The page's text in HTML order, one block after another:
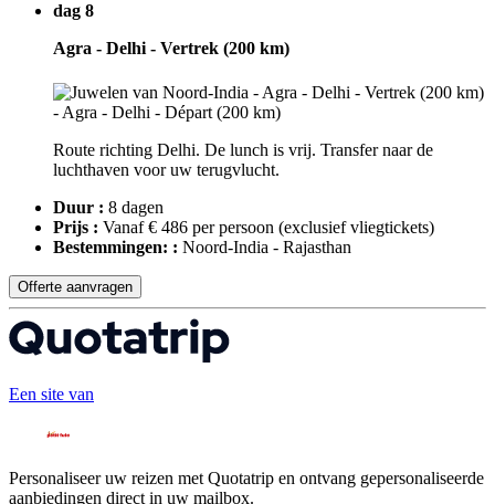
dag 8
Agra - Delhi - Vertrek (200 km)
Route richting Delhi. De lunch is vrij. Transfer naar de
luchthaven voor uw terugvlucht.
Duur : 8 dagen
Prijs : Vanaf € 486 per persoon (exclusief vliegtickets)
Bestemmingen: : Noord-India - Rajasthan
Offerte aanvragen
Een site van
Personaliseer uw reizen met Quotatrip en ontvang gepersonaliseerde
aanbiedingen direct in uw mailbox.